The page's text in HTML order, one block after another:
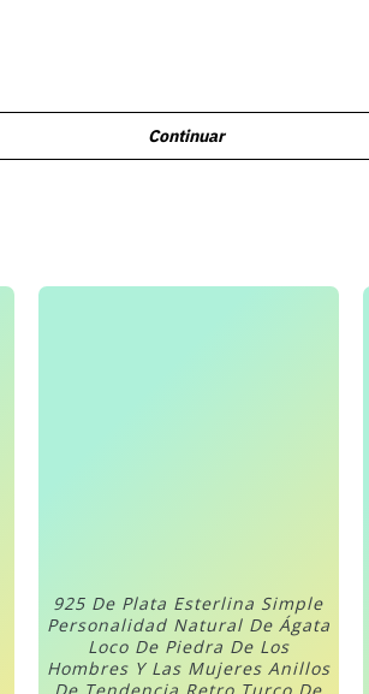
Continuar
925 De Plata Esterlina Simple
Personalidad Natural De Ágata
Loco De Piedra De Los
Hombres Y Las Mujeres Anillos